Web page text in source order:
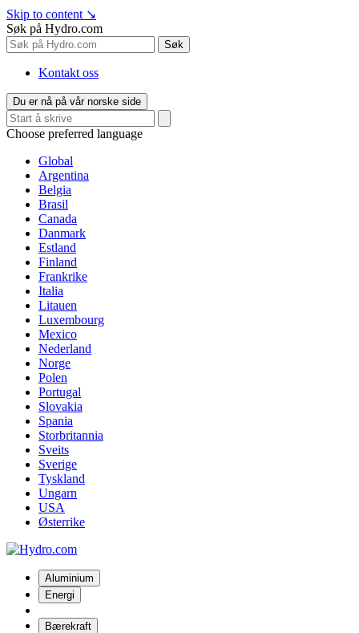
Skip to content ↘
Søk på Hydro.com
Søk
Kontakt oss
Du er nå på vår norske side
Choose preferred language
Global
Argentina
Belgia
Brasil
Canada
Danmark
Estland
Finland
Frankrike
Italia
Litauen
Luxembourg
Mexico
Nederland
Norge
Polen
Portugal
Slovakia
Spania
Storbritannia
Sveits
Sverige
Tyskland
Ungarn
USA
Østerrike
Aluminium
Energi
Bærekraft